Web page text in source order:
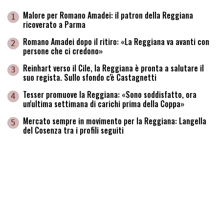
1 Malore per Romano Amadei: il patron della Reggiana
ricoverato a Parma
2 Romano Amadei dopo il ritiro: «La Reggiana va avanti con
persone che ci credono»
3 Reinhart verso il Cile, la Reggiana è pronta a salutare il
suo regista. Sullo sfondo c'è Castagnetti
4 Tesser promuove la Reggiana: «Sono soddisfatto, ora
un'ultima settimana di carichi prima della Coppa»
5 Mercato sempre in movimento per la Reggiana: Langella
del Cosenza tra i profili seguiti